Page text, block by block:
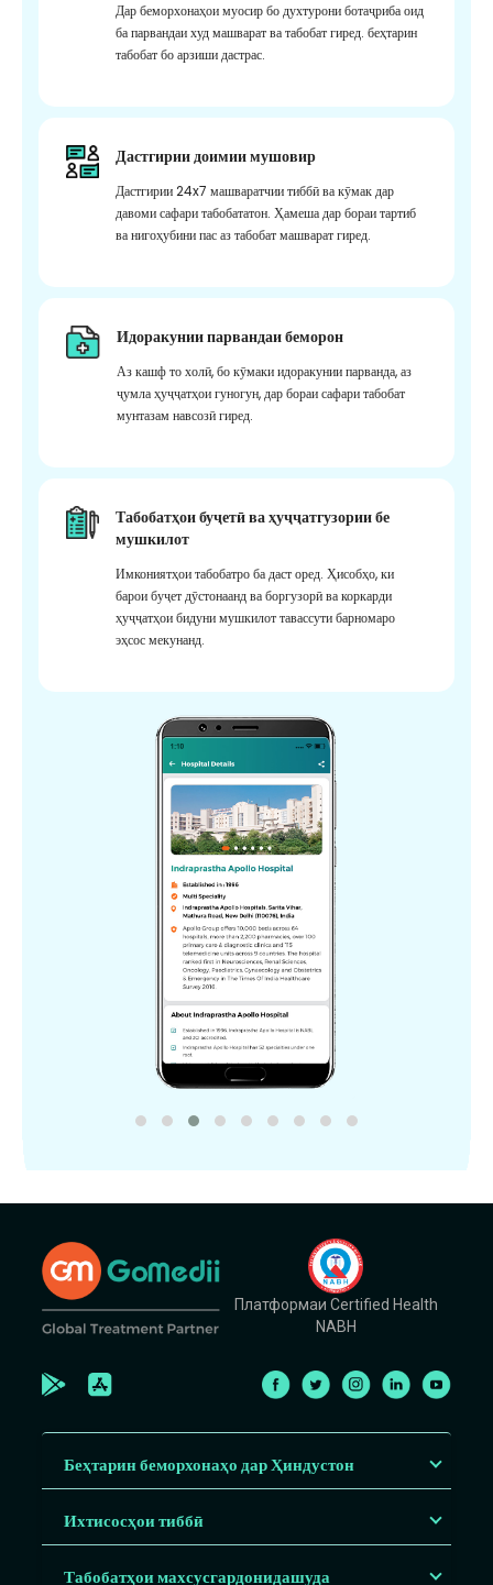
Дар беморхонаҳои муосир бо духтурони ботаҷриба оид
ба парвандаи худ машварат ва табобат гиред. беҳтарин
табобат бо арзиши дастрас.
Дастгирии доимии мушовир
Дастгирии 24x7 машваратчии тиббӣ ва кӯмак дар
давоми сафари табобататон. Ҳамеша дар бораи тартиб
ва нигоҳубини пас аз табобат машварат гиред.
Идоракунии парвандаи беморон
Аз кашф то холӣ, бо кӯмаки идоракунии парванда, аз
ҷумла ҳуҷҷатҳои гуногун, дар бораи сафари табобат
мунтазам навсозӣ гиред.
Табобатҳои буҷетӣ ва ҳуҷҷатгузории бе
мушкилот
Имкониятҳои табобатро ба даст оред. Ҳисобҳо, ки
барои буҷет дӯстонаанд ва боргузорӣ ва коркарди
ҳуҷҷатҳои бидуни мушкилот тавассути барномаро
эҳсос мекунанд.
Платформаи Certified Health
NABH
Беҳтарин беморхонаҳо дар Ҳиндустон
Ихтисосҳои тиббӣ
Табобатҳои махсусгардонидашуда